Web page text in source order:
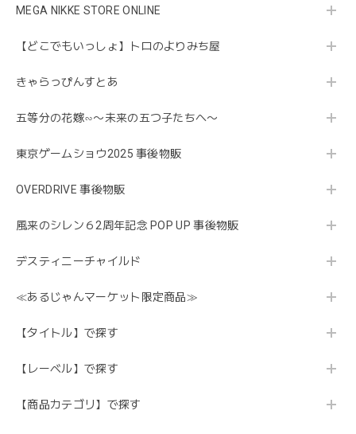
MEGA NIKKE STORE ONLINE
【どこでもいっしょ】トロのよりみち屋
きゃらっぴんすとあ
五等分の花嫁∽〜未来の五つ子たちへ〜
東京ゲームショウ2025 事後物販
OVERDRIVE 事後物販
風来のシレン６2周年記念 POP UP 事後物販
デスティニーチャイルド
≪あるじゃんマーケット限定商品≫
【タイトル】で探す
【レーベル】で探す
【商品カテゴリ】で探す